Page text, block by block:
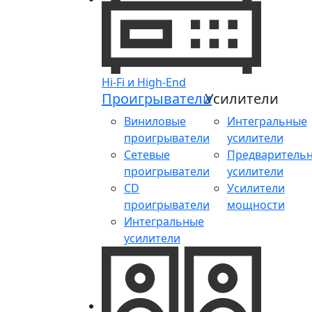
Hi-Fi и High-End
Проигрыватели
Виниловые
проигрыватели
Сетевые
проигрыватели
CD
проигрыватели
Интегральные
усилители
Усилители
Интегральные
усилители
усилители
Усилители
мощности